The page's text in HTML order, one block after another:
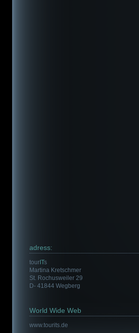
adress:
tour ITs
Martina Kretschmer
St. Rochusweiler 29
D- 41844 Wegberg
World Wide Web
www.tourits.de